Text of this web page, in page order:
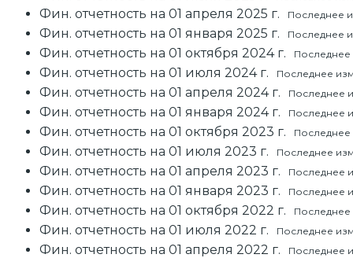
Фин. отчетность на 01 апреля 2025 г. Последнее
Фин. отчетность на 01 января 2025 г. Последнее
Фин. отчетность на 01 октября 2024 г. Последнее
Фин. отчетность на 01 июля 2024 г. Последнее
Фин. отчетность на 01 апреля 2024 г. Последнее
Фин. отчетность на 01 января 2024 г. Последнее
Фин. отчетность на 01 октября 2023 г. Последнее
Фин. отчетность на 01 июля 2023 г. Последнее
Фин. отчетность на 01 апреля 2023 г. Последнее
Фин. отчетность на 01 января 2023 г. Последнее
Фин. отчетность на 01 октября 2022 г. Последнее
Фин. отчетность на 01 июля 2022 г. Последнее
Фин. отчетность на 01 апреля 2022 г. Последнее